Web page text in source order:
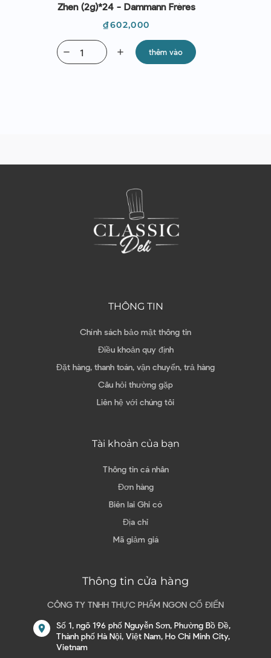
Zhen (2g)*24 - Dammann Frères
Giá
₫602,000
add
remove thêm vào
THÔNG TIN
Chính sách bảo mật thông tin
Điều khoản quy định
Đặt hàng, thanh toán, vận chuyển, trả hàng
Câu hỏi thường gặp
Liên hệ với chúng tôi
Tài khoản của bạn
Thông tin cá nhân
Đơn hàng
Biên lai Ghi có
Địa chỉ
Mã giảm giá
Thông tin cửa hàng
CÔNG TY TNHH THỰC PHẨM NGON CỔ ĐIỂN
location_on
Số 1, ngõ 196 phố Nguyễn Sơn, Phường Bồ Đề,
Thành phố Hà Nội, Việt Nam, Ho Chi Minh City,
Vietnam